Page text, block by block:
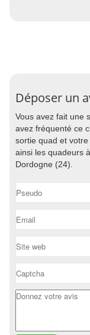
Déposer un
Vous avez fait une
avez fréquenté ce
sortie quad et
ainsi les quadeurs
Dordogne (24).